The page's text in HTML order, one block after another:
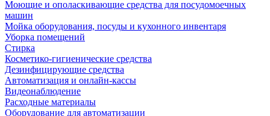
Моющие и ополаскивающие средства для посудомоечных
машин
Мойка оборудования, посуды и кухонного инвентаря
Уборка помещений
Стирка
Косметико-гигиенические средства
Дезинфицирующие средства
Автоматизация и онлайн-кассы
Видеонаблюдение
Расходные материалы
Оборудование для автоматизации